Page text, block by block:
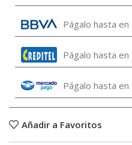
Págalo hasta en
Págalo hasta en
Págalo hasta en
Añadir a Favoritos